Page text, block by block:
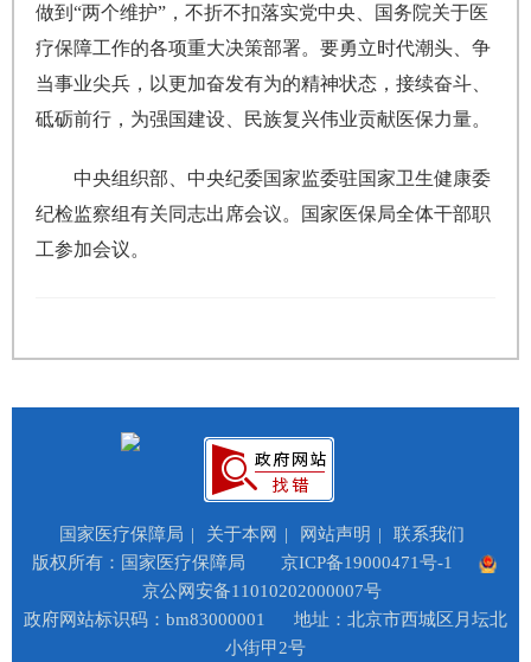
做到“两个维护”，不折不扣落实党中央、国务院关于医
疗保障工作的各项重大决策部署。要勇立时代潮头、争
当事业尖兵，以更加奋发有为的精神状态，接续奋斗、
砥砺前行，为强国建设、民族复兴伟业贡献医保力量。
中央组织部、中央纪委国家监委驻国家卫生健康委
纪检监察组有关同志出席会议。国家医保局全体干部职
工参加会议。
国家医疗保障局 | 关于本网 | 网站声明 |
联系我们
版权所有：国家医疗保障局
京ICP备19000471号-1
京公网安备11010202000007号
政府网站标识码：bm83000001
地址：北京市西城区月坛北
小街甲2号